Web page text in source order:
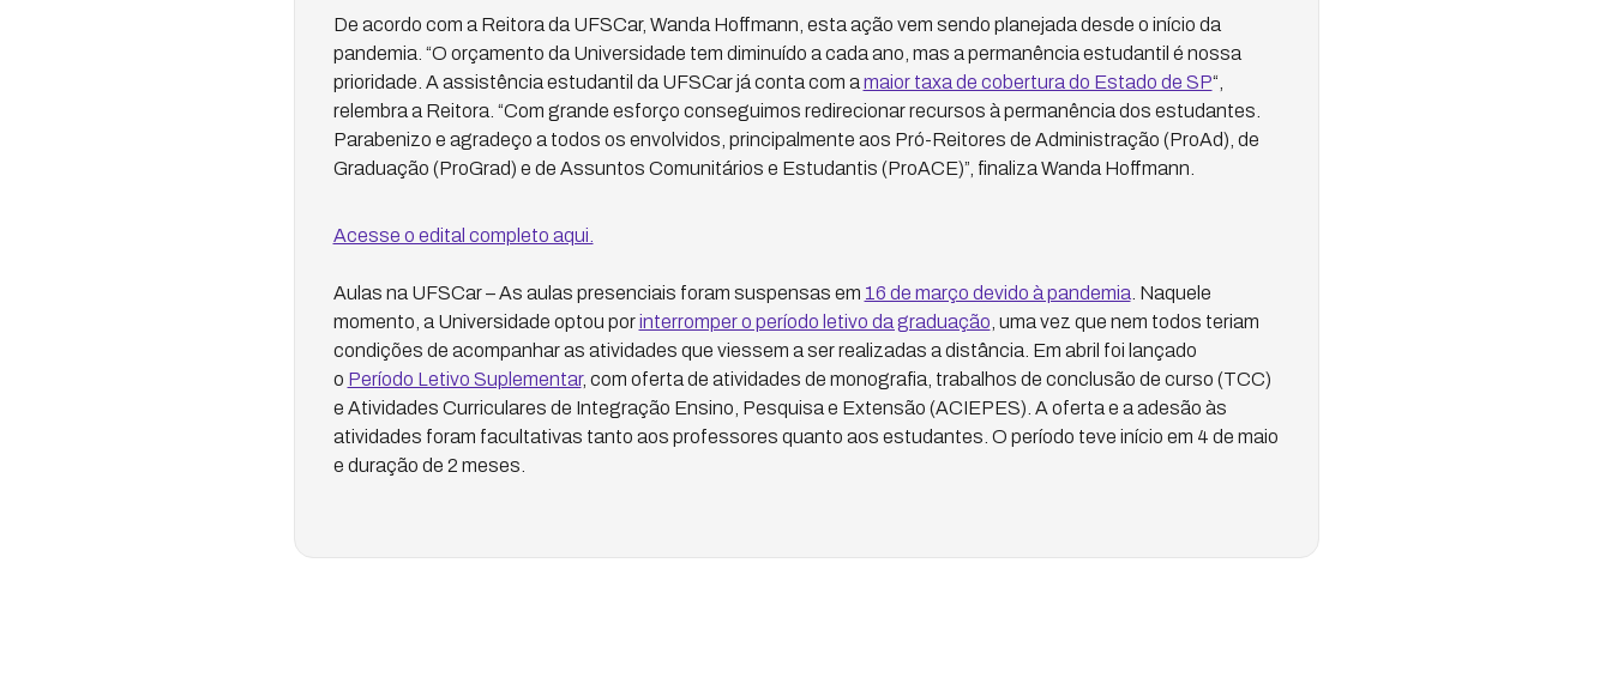
De acordo com a Reitora da UFSCar, Wanda Hoffmann, esta ação vem sendo planejada desde o início da
pandemia. “O orçamento da Universidade tem diminuído a cada ano, mas a permanência estudantil é nossa
prioridade. A assistência estudantil da UFSCar já conta com a maior taxa de cobertura do Estado de SP“,
relembra a Reitora. “Com grande esforço conseguimos redirecionar recursos à permanência dos estudantes.
Parabenizo e agradeço a todos os envolvidos, principalmente aos Pró-Reitores de Administração (ProAd), de
Graduação (ProGrad) e de Assuntos Comunitários e Estudantis (ProACE)”, finaliza Wanda Hoffmann.
Acesse o edital completo aqui.
Aulas na UFSCar – As aulas presenciais foram suspensas em 16 de março devido à pandemia . Naquele
momento, a Universidade optou porinterromper o período letivo da graduação , uma vez que nem todos teriam
condições de acompanhar as atividades que viessem a ser realizadas a distância. Em abril foi lançado
o Período Letivo Suplementar, com oferta de atividades de monografia, trabalhos de conclusão de curso (TCC)
e Atividades Curriculares de Integração Ensino, Pesquisa e Extensão (ACIEPES). A oferta e a adesão às
atividades foram facultativas tanto aos professores quanto aos estudantes. O período teve início em 4 de maio
e duração de 2 meses.